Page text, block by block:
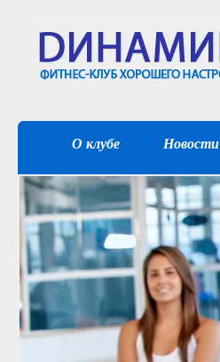
О клубе Новости